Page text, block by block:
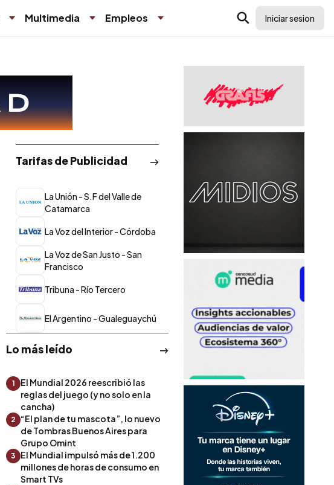
Multimedia Empleos Iniciar sesion
Tarifas de Publicidad
La Unión - S.F del Valle de
Catamarca
La Voz del Interior - Córdoba
La Voz de San Justo - San
Francisco
Tribuna - Río Tercero
El Argentino - Gualeguaychú
Lo más leído
1
El Mundial 2026 reescribió las
reglas del juego (y no solo en la
cancha)
2
“El plan de tu mascota”, lo nuevo
de Tombras Buenos Aires para
Grupo Omint
3
El Mundial impulsó más de 1.200
millones de horas de consumo en
Smart TVs